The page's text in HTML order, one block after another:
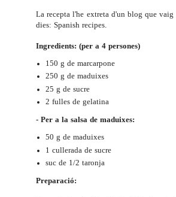
La recepta l'he extreta d'un blog que vaig
dies: Spanish recipes
Ingredients: (per a 4 persones)
150 g de marcarpone
250 g de maduixes
25 g de sucre
2 fulles de gelatina
- Per a la salsa de maduixes:
50 g de maduixes
1 cullerada de sucre
suc de 1/2 taronja
Preparació: